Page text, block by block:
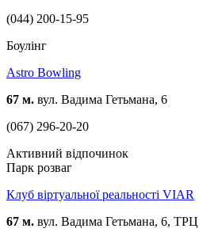
(044) 200-15-95
Боулінг
Astro Bowling
67 м. вул. Вадима Гетьмана, 6
(067) 296-20-20
Активний відпочинок
Парк розваг
Клуб віртуальної реальності VIAR
67 м. вул. Вадима Гетьмана, 6,